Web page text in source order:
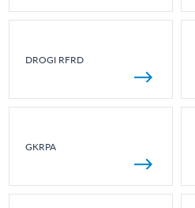
DROGI RFRD
GKRPA